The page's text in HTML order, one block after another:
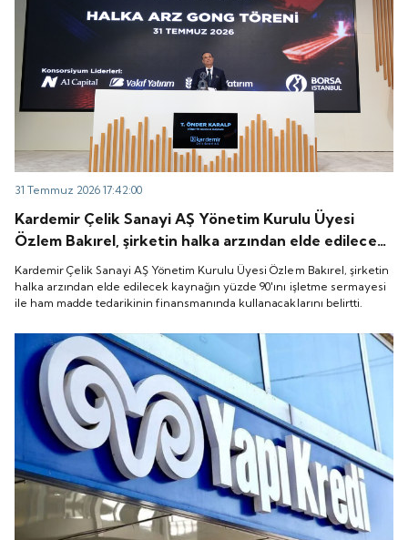
31 Temmuz 2026 17:42:00
Kardemir Çelik Sanayi AŞ Yönetim Kurulu Üyesi
Özlem Bakırel, şirketin halka arzından elde edilecek
kaynağın yüzde 90'ını işletme sermayesi ile ham
madde tedarikinin finansmanında kullanacaklarını
belirtti.
Kardemir Çelik Sanayi AŞ Yönetim Kurulu Üyesi Özlem Bakırel, şirketin
halka arzından elde edilecek kaynağın yüzde 90'ını işletme sermayesi
ile ham madde tedarikinin finansmanında kullanacaklarını belirtti.